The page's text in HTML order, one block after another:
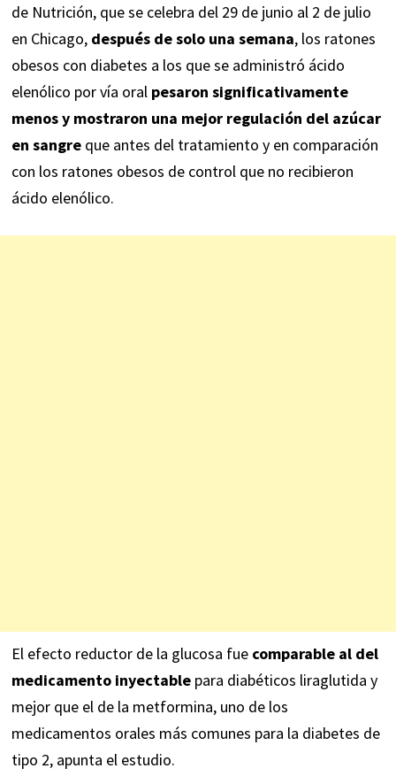
de Nutrición, que se celebra del 29 de junio al 2 de julio
en Chicago, después de solo una semana, los ratones
obesos con diabetes a los que se administró ácido
elenólico por vía oral pesaron significativamente
menos y mostraron una mejor regulación del azúcar
en sangreque antes del tratamiento y en comparación
con los ratones obesos de control que no recibieron
ácido elenólico.
El efecto reductor de la glucosa fue comparable al del
medicamento inyectablepara diabéticos liraglutida y
mejor que el de la metformina, uno de los
medicamentos orales más comunes para la diabetes de
tipo 2, apunta el estudio.